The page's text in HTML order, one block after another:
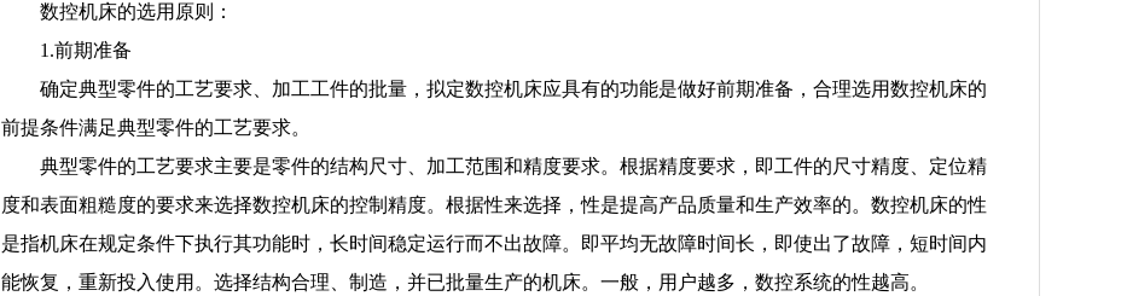
数控机床的选用原则：
1.前期准备
确定典型零件的工艺要求、加工工件的批量，拟定数控机床应具有的功能是做好前期准备，合理选用数控机床的
前提条件满足典型零件的工艺要求。
典型零件的工艺要求主要是零件的结构尺寸、加工范围和精度要求。根据精度要求，即工件的尺寸精度、定位精
度和表面粗糙度的要求来选择数控机床的控制精度。根据性来选择，性是提高产品质量和生产效率的。数控机床的性
是指机床在规定条件下执行其功能时，长时间稳定运行而不出故障。即平均无故障时间长，即使出了故障，短时间内
能恢复，重新投入使用。选择结构合理、制造，并已批量生产的机床。一般，用户越多，数控系统的性越高。